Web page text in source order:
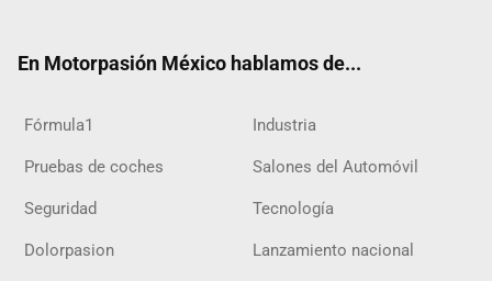
En Motorpasión México hablamos de...
Fórmula1 Industria
Pruebas de coches Salones del Automóvil
Seguridad Tecnología
Dolorpasion Lanzamiento nacional